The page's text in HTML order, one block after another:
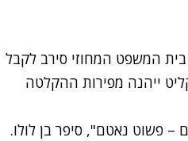
המשפט המחוזי סירב לקבל
ייהנה מפירות ההקלטה
– פשוט נאטם", סיפר בן לולו.